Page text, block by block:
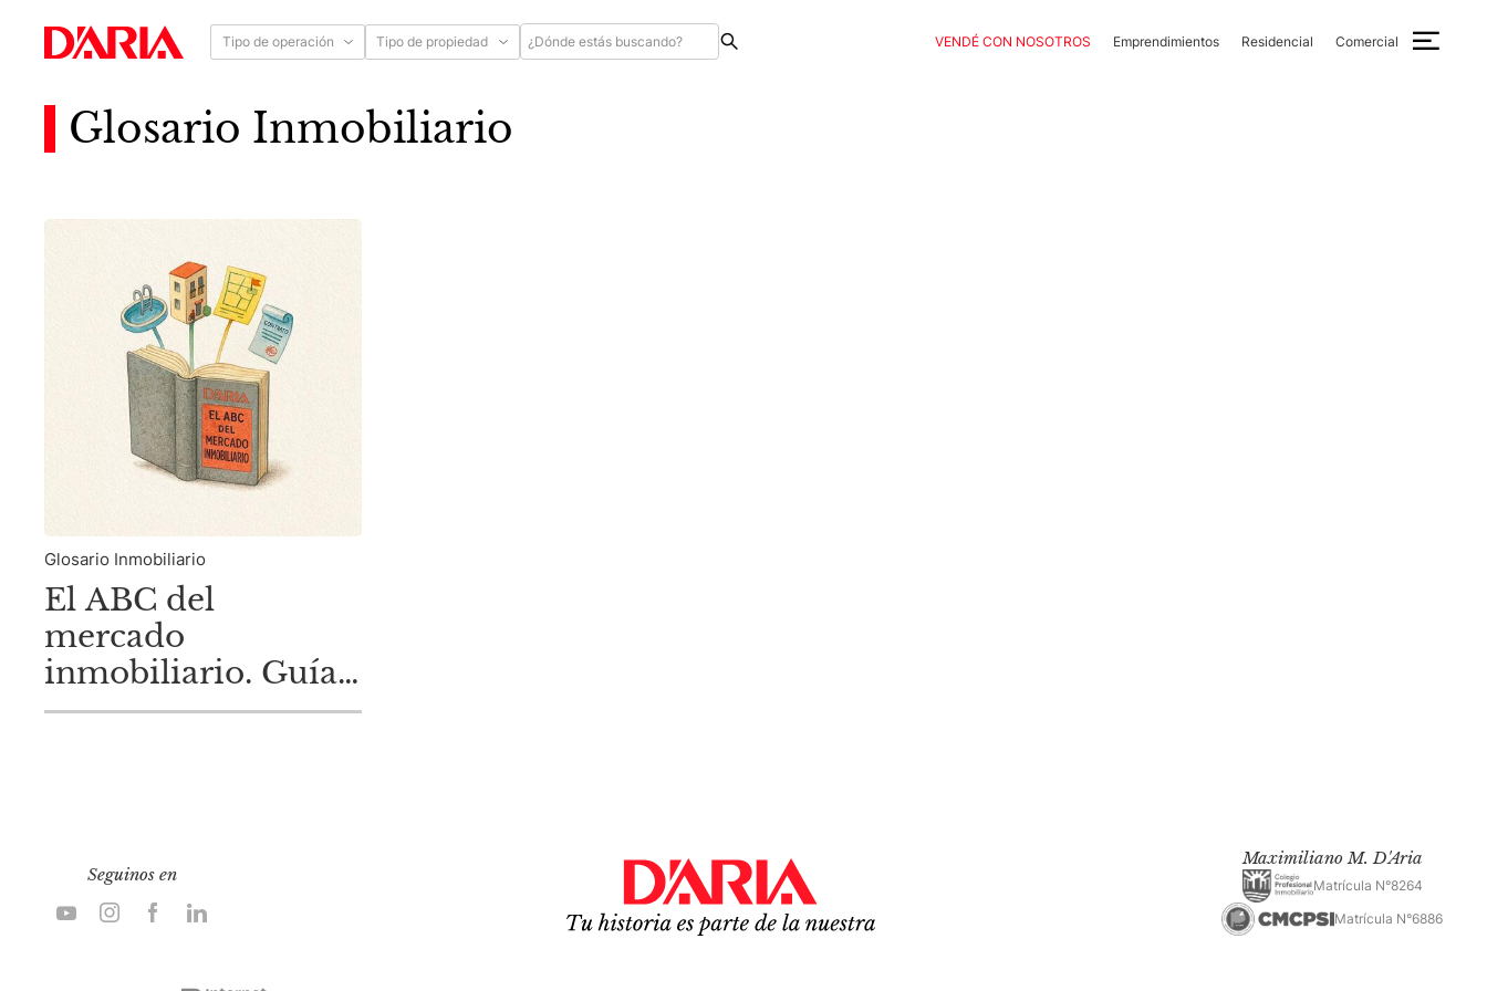
Tipo de operación Tipo de propiedad VENDÉ CON NOSOTROS Emprendimientos Residencial Comercial
Glosario Inmobiliario
Glosario Inmobiliario
El ABC del
mercado
inmobiliario. Guía
práctica para
Seguinos en
Maximiliano M. D'Aria
Matrícula N°8264
Matrícula N°6886